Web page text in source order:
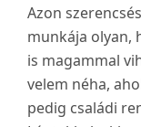
Azon
munkája olyan,
is magammal
velem néha,
pedig családi